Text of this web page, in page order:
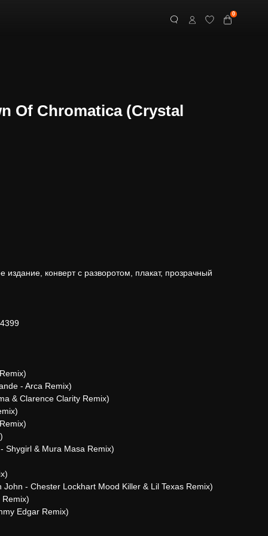
Of Chromatica (Crystal
издание, конверт с разворотом, плакат, прозрачный
- Arca Remix)
& Clarence Clarity Remix)
Shygirl & Mura Masa Remix)
- Chester Lockhart Mood Killer & Lil Texas Remix)
Edgar Remix)